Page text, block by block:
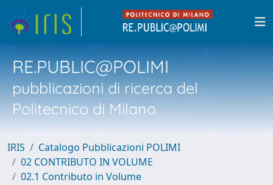
RE.PUBLIC@POLIMI
pubblicazioni di ricerca del
Politecnico di Milano
IRIS
Catalogo Pubblicazioni POLIMI
02 CONTRIBUTO IN VOLUME
02.1 Contributo in Volume